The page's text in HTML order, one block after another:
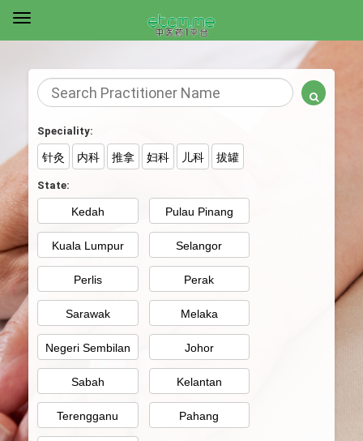
Speciality:
针灸 内科 推拿 妇科 儿科 拔罐
State:
Kedah Pulau Pinang
Kuala Lumpur Selangor
Perlis Perak
Sarawak Melaka
Negeri Sembilan Johor
Sabah Kelantan
Terengganu Pahang